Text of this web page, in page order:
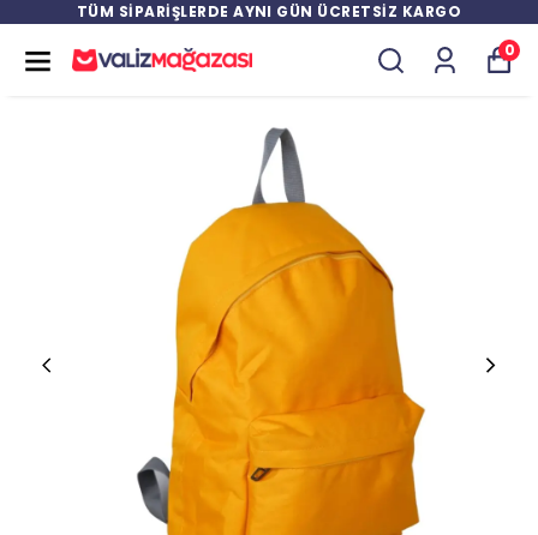
TÜM SİPARİŞLERDE AYNI GÜN ÜCRETSİZ KARGO
0